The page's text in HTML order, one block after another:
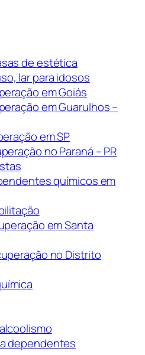
de estética
lar para idosos
em Goiás
em Guarulhos –
em SP
no Paraná – PR
químicos em
em Santa
no Distrito
dependentes